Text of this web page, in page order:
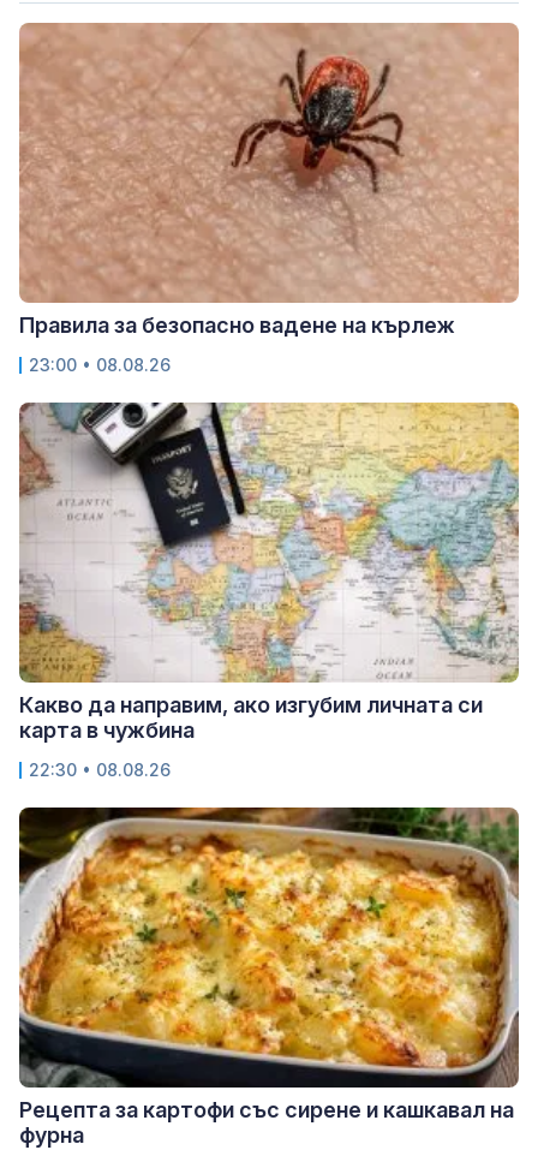
Правила за безопасно вадене на кърлеж
23:00 • 08.08.26
Какво да направим, ако изгубим личната си
карта в чужбина
22:30 • 08.08.26
Рецепта за картофи със сирене и кашкавал на
фурна